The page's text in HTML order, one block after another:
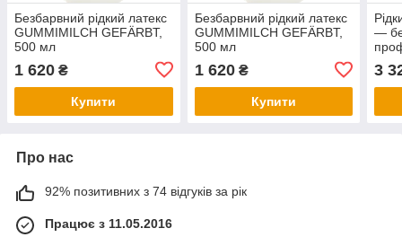
Безбарвний рідкий латекс
GUMMIMILCH GEFÄRBT,
500 мл
1 620 ₴
Купити
Безбарвний рідкий латекс
GUMMIMILCH GEFÄRBT,
500 мл
1 620₴
Купити
—
3
Про нас
92% позитивних з 74 відгуків за рік
Працює з 11.05.2016